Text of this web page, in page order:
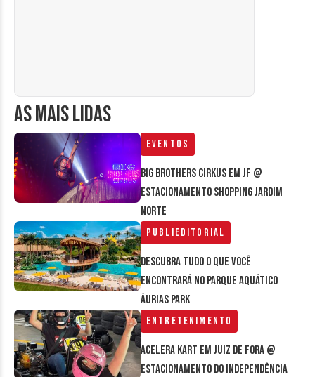
AS MAIS LIDAS
Eventos
Big Brothers Cirkus em JF @
estacionamento Shopping Jardim
Norte
Publieditorial
Descubra tudo o que você
encontrará no parque aquático
Áurias Park
Entretenimento
Acelera Kart em Juiz de Fora @
estacionamento do Independência